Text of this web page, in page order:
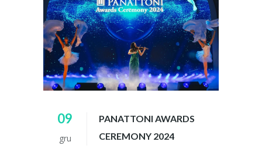
09
gru
PANATTONI AWARDS
CEREMONY 2024